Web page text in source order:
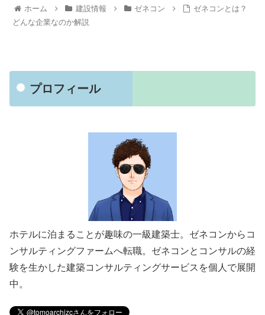
ホーム 建設情報 ゼネコン
ゼネコンとは？
どんな企業なのか解説
プロフィール
ホテルに泊まることが趣味の一級建築士。ゼネコンからコ
ンサルティングファームへ転職。ゼネコンとコンサルの経
験を生かした建築コンサルティングサービスを個人で展開
中。